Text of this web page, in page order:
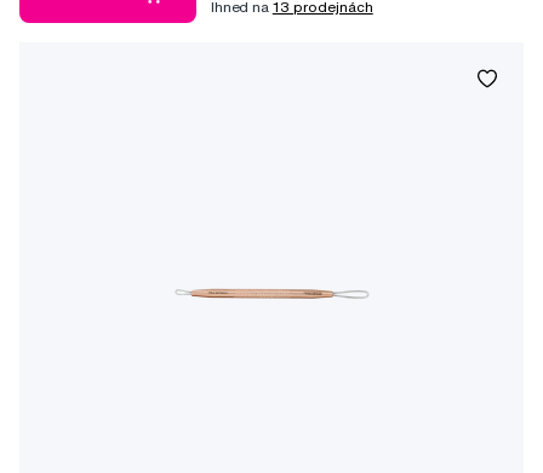
Ihned na 13 prodejnách